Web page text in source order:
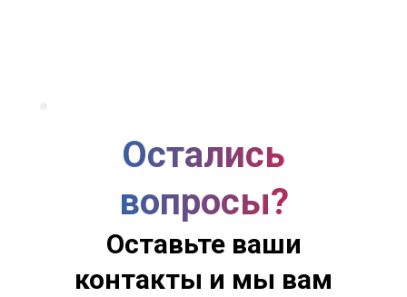
Остались
вопросы?
Оставьте ваши
контакты и мы вам